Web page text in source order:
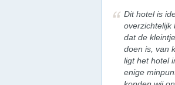
Dit hotel is
overzichtelijk
dat de
doen is, van
ligt het hotel
enige